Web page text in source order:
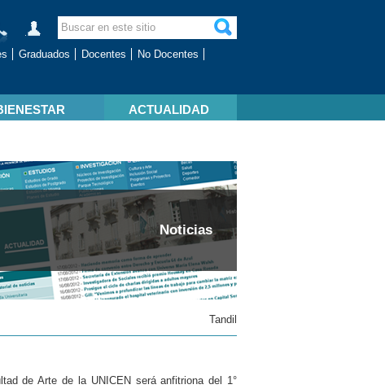
Graduados Docentes
No Docentes
ACTUALIDAD
Noticias
Tandil
de Arte de la UNICEN será anfitriona del 1°